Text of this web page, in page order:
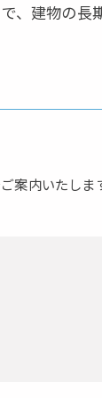
、建物の長
案内いたしま